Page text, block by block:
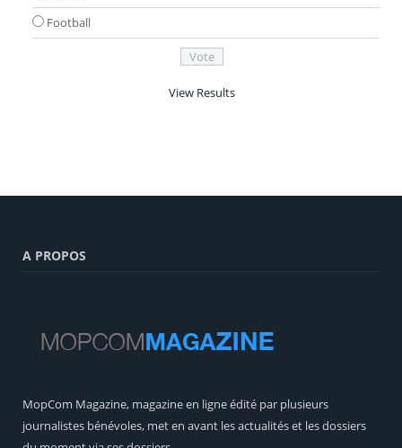
Football
View Results
A PROPOS
MopCom Magazine, magazine en ligne édité par plusieurs
journalistes bénévoles, met en avant les actualités et les dossiers